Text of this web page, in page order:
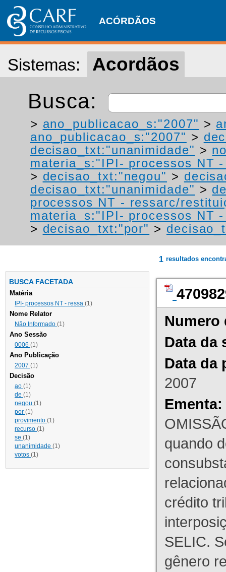
ACÓRDÃOS
Sistemas: Acordãos
Busca:
> ano_publicacao_s:"2007" >
ano_publicacao_s:"2007" >
decisao_txt:"unanimidade" >
materia_s:"IPI- processos NT
> decisao_txt:"negou" >
decisao_txt:"unanimidade" >
processos NT - ressarc/
materia_s:"IPI- processos NT
> decisao_txt:"por" >
BUSCA FACETADA
Matéria
IPI- processos NT - ressa (1)
Nome Relator
Não Informado (1)
Ano Sessão
0006 (1)
Ano Publicação
2007 (1)
Decisão
ao (1)
de (1)
negou (1)
por (1)
provimento (1)
recurso (1)
se (1)
unanimidade (1)
votos (1)
1 resultados
Numero
Data da
Data da
2007
Ementa:
quando
crédito
SELIC.
gênero